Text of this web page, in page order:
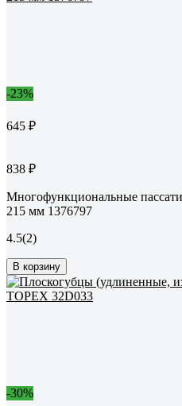
-23%
645 ₽
838 ₽
Многофункциональные
215 мм 1376797
4.5(2)
В корзину
-30%